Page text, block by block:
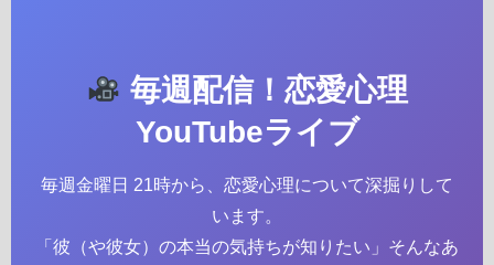
毎週配信！恋愛心理
YouTubeライブ
毎週金曜日 21時から、恋愛心理について深掘りして
います。
「彼（や彼女）の本当の気持ちが知りたい」そんなあ